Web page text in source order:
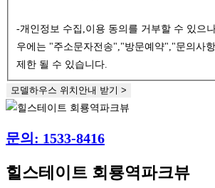
-개인정보 수집,이용 동의를 거부할 수 있으
우에는 "주소문자전송","방문예약","문의사
제한 될 수 있습니다.
모델하우스 위치안내 받기 >
문의: 1533-8416
힐스테이트 회룡역파크뷰